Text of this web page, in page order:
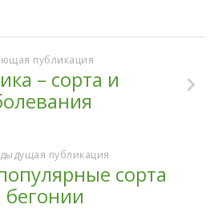
публикация
– сорта и
публикация
сорта
бегонии